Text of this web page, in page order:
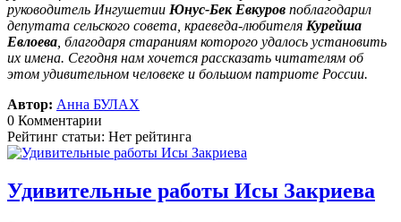
руководитель Ингушетии Юнус-Бек Евкуров поблагодарил
депутата сельского совета, краеведа-любителя Курейша
Евлоева , благодаря стараниям которого удалось установить
их имена. Сегодня нам хочется рассказать читателям об
этом удивительном человеке и большом патриоте России.
Автор: Анна БУЛАХ
0 Комментарии
Рейтинг статьи: Нет рейтинга
Удивительные работы Исы Закриева